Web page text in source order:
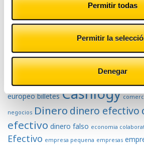
Permitir todas
Permitir la
Denegar
Tags
atención al cliente
europeo billetes Cashlogy
negocios Dinero dinero efectivo
efectivo dinero falso economia
Efectivo empresa pequena empresas